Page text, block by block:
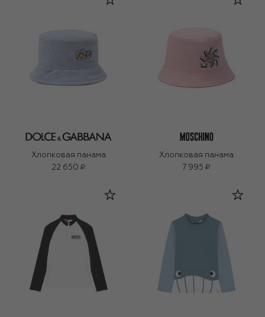
Хлопковая панама
22 650 ₽
Хлопковая панама
7 995 ₽